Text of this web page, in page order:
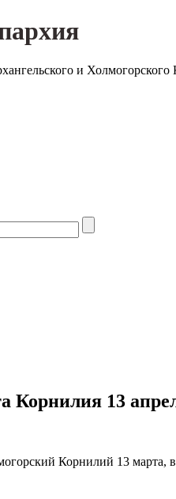
и Холмогорского
Корнилия 13
Корнилий 13 марта,